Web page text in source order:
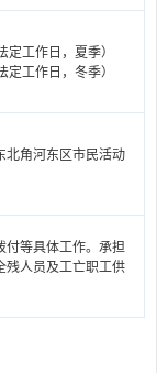
定工作日，夏季）
定工作日，冬季）
北角河东区市民活动
付等具体工作。承担
残人员及工亡职工供